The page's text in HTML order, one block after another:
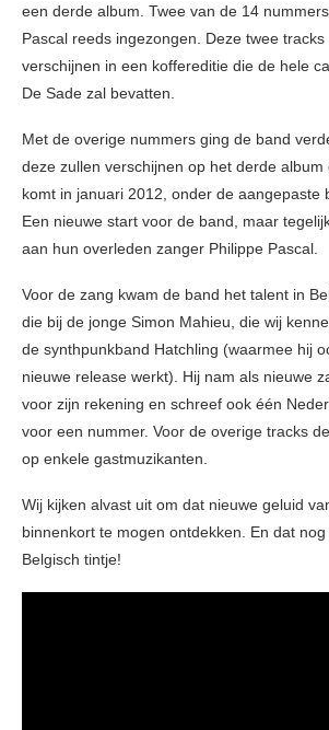
een derde album. Twee van de 14
Pascal reeds ingezongen. Deze twee
verschijnen in een koffereditie die de hele
De Sade zal bevatten.
Met de overige nummers ging de band
deze zullen verschijnen op het derde album
komt in januari 2012, onder de aangepaste
Een nieuwe start voor de band, maar
aan hun overleden zanger Philippe Pascal.
Voor de zang kwam de band het talent in
die bij de jonge Simon Mahieu, die wij
de synthpunkband Hatchling (waarmee hij
nieuwe release werkt). Hij nam als nieuwe
voor zijn rekening en schreef ook één
voor een nummer. Voor de overige tracks
op enkele gastmuzikanten.
Wij kijken alvast uit om dat nieuwe geluid
binnenkort te mogen ontdekken. En dat
Belgisch tintje!